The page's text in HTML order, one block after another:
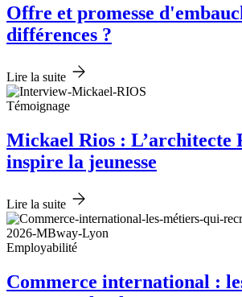
Offre et promesse
différences ?
Lire la suite
Témoignage
Mickael Rios : L’architecte
inspire la jeunesse
Lire la suite
Employabilité
Commerce international :